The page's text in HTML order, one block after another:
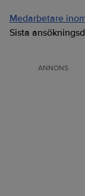
Medarbetare
Sista
ANNONS